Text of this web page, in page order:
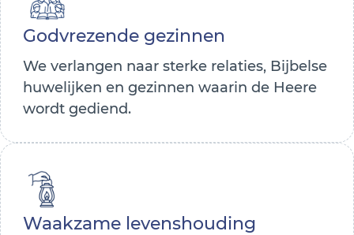
Godvrezende gezinnen
We verlangen naar sterke relaties, Bijbelse
huwelijken en gezinnen waarin de Heere
wordt gediend.
Waakzame levenshouding